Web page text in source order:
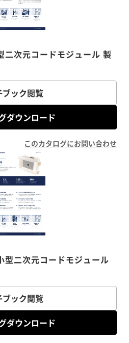
次元コードモジュール 製
ブック閲覧
ダウンロード
このカタログにお問い合わせ
二次元コードモジュール
ブック閲覧
ダウンロード